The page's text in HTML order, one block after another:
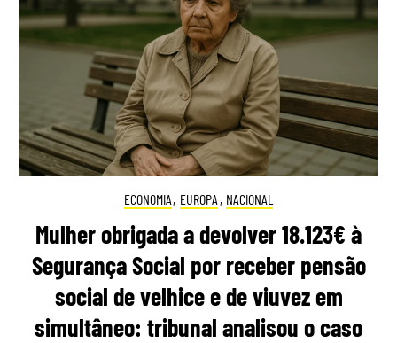
ECONOMIA, EUROPA , NACIONAL
Mulher obrigada a devolver 18.123€ à
Segurança Social por receber pensão
social de velhice e de viuvez em
simultâneo: tribunal analisou o caso